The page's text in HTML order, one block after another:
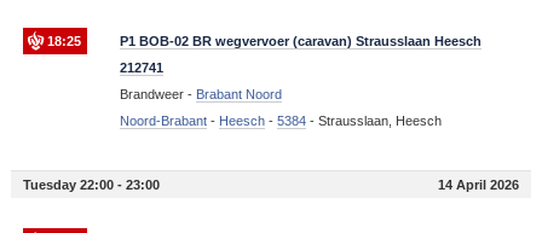
18:25
P1 BOB-02 BR wegvervoer (caravan) Strausslaan Heesch
212741
Brandweer - Brabant Noord
Noord-Brabant- Heesch- 5384- Strausslaan, Heesch
Tuesday 22:00 - 23:00 14 April 2026